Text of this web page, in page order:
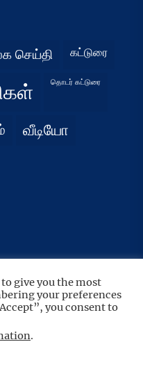
செய்தி கட்டுரை
தொடர் கட்டுரை
வீடியோ
UP↑
reserved.
give you the most
your preferences
you consent to
.